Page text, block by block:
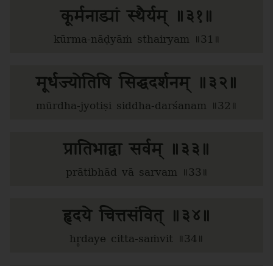
कूर्मनाड्यां स्थैर्यम् ॥३१॥
kūrma-nāḍyāṁ sthairyam ॥31॥
मूर्धज्योतिषि सिद्धदर्शनम् ॥३२॥
mūrdha-jyotiṣi siddha-darśanam ॥32॥
प्रातिभाद्वा सर्वम् ॥३३॥
prātibhād vā sarvam ॥33॥
हृदये चित्तसंवित् ॥३४॥
hr̥daye citta-saṁvit ॥34॥